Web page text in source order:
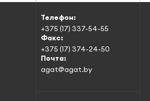
Телефон:
+375 (17) 337-54-55
Факс:
+375 (17) 374-24-50
Почта:
agat@agat.by